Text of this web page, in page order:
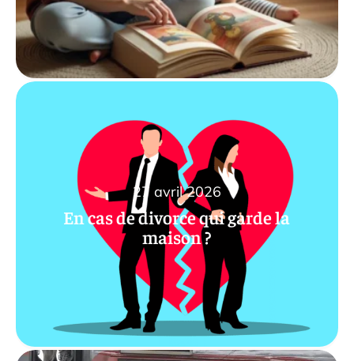
En cas de divorce qui garde la
maison ?
27 avril 2026